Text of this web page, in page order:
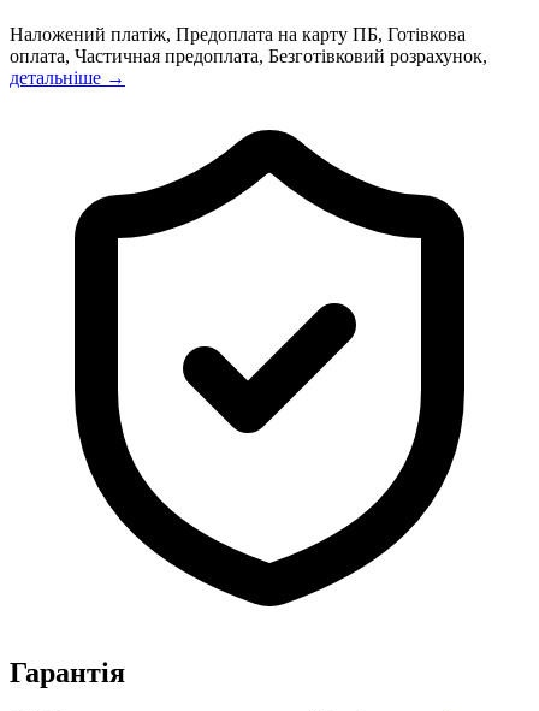
Наложений платіж, Предоплата на карту ПБ, Готівкова
оплата, Частичная предоплата, Безготівковий розрахунок,
детальніше →
Гарантія